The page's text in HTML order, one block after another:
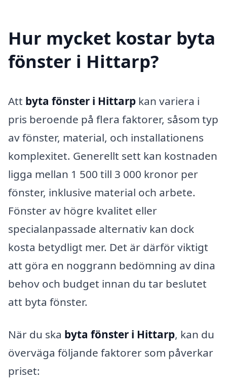
Hur mycket kostar byta
fönster i Hittarp?
Att byta fönster i Hittarp kan variera i
pris beroende på flera faktorer, såsom typ
av fönster, material, och installationens
komplexitet. Generellt sett kan kostnaden
ligga mellan 1 500 till 3 000 kronor per
fönster, inklusive material och arbete.
Fönster av högre kvalitet eller
specialanpassade alternativ kan dock
kosta betydligt mer. Det är därför viktigt
att göra en noggrann bedömning av dina
behov och budget innan du tar beslutet
att byta fönster.
När du ska byta fönster i Hittarp, kan du
överväga följande faktorer som påverkar
priset: